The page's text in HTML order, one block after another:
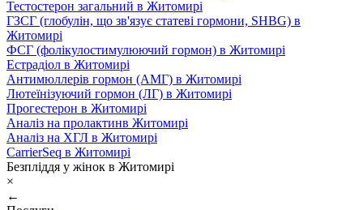
Тестостерон загальний в Житомирі
ГЗСГ (глобулін, що зв'язує статеві гормони, SHBG) в
Житомирі
ФСГ (фолікулостимулюючий гормон) в Житомирі
Естрадіол в Житомирі
Антимюллерів гормон (АМГ) в Житомирі
Лютеїнізуючий гормон (ЛГ) в Житомирі
Прогестерон в Житомирі
Аналіз на пролактинв Житомирі
Аналіз на ХГЛ в Житомирі
CarrierSeq в Житомирі
Безпліддя у жінок в Житомирі
×
←